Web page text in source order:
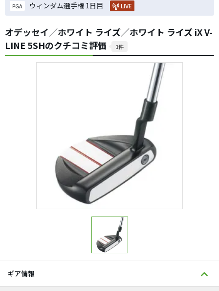
PGA ウィンダム選手権 1日目 LIVE
オデッセイ／ホワイト ライズ／ホワイト ライズ iX V-
LINE 5SHのクチコミ評価
1件
ギア情報